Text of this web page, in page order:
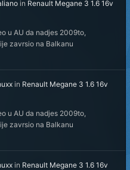
in Renault Megane 3 1.6 16v
u AU da nadjes 2009to,
zavrsio na Balkanu
in Renault Megane 3 1.6 16v
u AU da nadjes 2009to,
zavrsio na Balkanu
in Renault Megane 3 1.6 16v